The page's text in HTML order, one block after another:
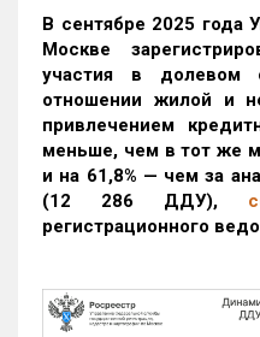
В сентябре 2025 года
Москве
участия в долевом
отношении жилой и
привлечением
меньше, чем в тот же
и на 61,8% — чем за
(12 286 ДДУ),
регистрационного